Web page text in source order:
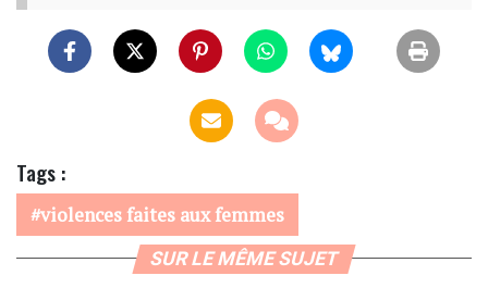
Tags :
violences faites aux femmes
SUR LE MÊME SUJET